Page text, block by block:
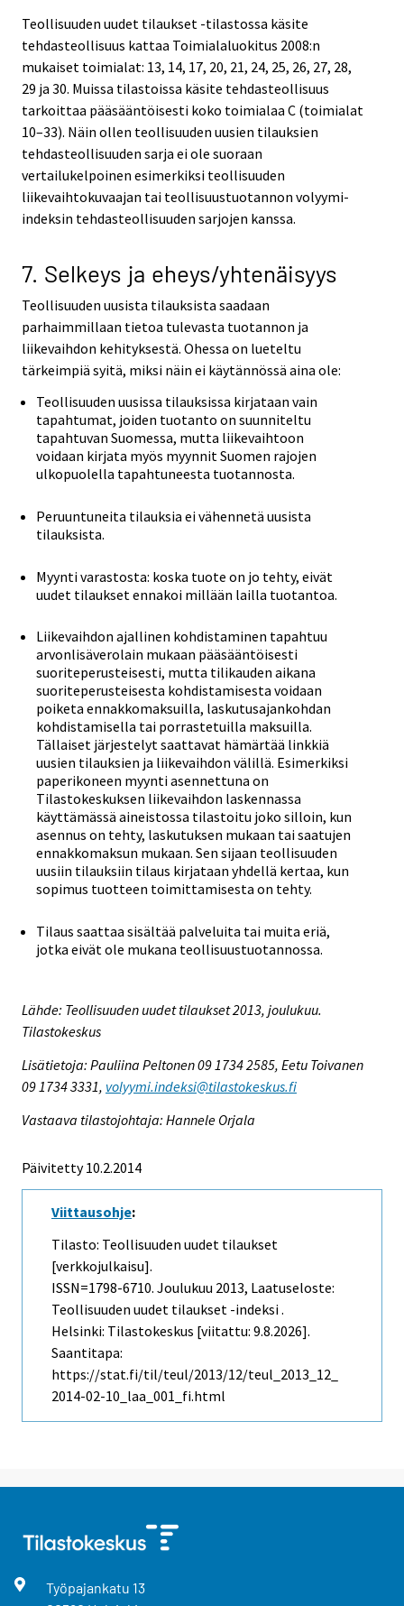
Teollisuuden uudet tilaukset -tilastossa käsite
tehdasteollisuus kattaa Toimialaluokitus 2008:n
mukaiset toimialat: 13, 14, 17, 20, 21, 24, 25, 26, 27, 28,
29 ja 30. Muissa tilastoissa käsite tehdasteollisuus
tarkoittaa pääsääntöisesti koko toimialaa C (toimialat
10–33). Näin ollen teollisuuden uusien tilauksien
tehdasteollisuuden sarja ei ole suoraan
vertailukelpoinen esimerkiksi teollisuuden
liikevaihtokuvaajan tai teollisuustuotannon volyymi-
indeksin tehdasteollisuuden sarjojen kanssa.
7. Selkeys ja eheys/yhtenäisyys
Teollisuuden uusista tilauksista saadaan
parhaimmillaan tietoa tulevasta tuotannon ja
liikevaihdon kehityksestä. Ohessa on lueteltu
tärkeimpiä syitä, miksi näin ei käytännössä aina ole:
Teollisuuden uusissa tilauksissa kirjataan vain
tapahtumat, joiden tuotanto on suunniteltu
tapahtuvan Suomessa, mutta liikevaihtoon
voidaan kirjata myös myynnit Suomen rajojen
ulkopuolella tapahtuneesta tuotannosta.
Peruuntuneita tilauksia ei vähennetä uusista
tilauksista.
Myynti varastosta: koska tuote on jo tehty, eivät
uudet tilaukset ennakoi millään lailla tuotantoa.
Liikevaihdon ajallinen kohdistaminen tapahtuu
arvonlisäverolain mukaan pääsääntöisesti
suoriteperusteisesti, mutta tilikauden aikana
suoriteperusteisesta kohdistamisesta voidaan
poiketa ennakkomaksuilla, laskutusajankohdan
kohdistamisella tai porrastetuilla maksuilla.
Tällaiset järjestelyt saattavat hämärtää linkkiä
uusien tilauksien ja liikevaihdon välillä. Esimerkiksi
paperikoneen myynti asennettuna on
Tilastokeskuksen liikevaihdon laskennassa
käyttämässä aineistossa tilastoitu joko silloin, kun
asennus on tehty, laskutuksen mukaan tai saatujen
ennakkomaksun mukaan. Sen sijaan teollisuuden
uusiin tilauksiin tilaus kirjataan yhdellä kertaa, kun
sopimus tuotteen toimittamisesta on tehty.
Tilaus saattaa sisältää palveluita tai muita eriä,
jotka eivät ole mukana teollisuustuotannossa.
Lähde: Teollisuuden uudet tilaukset 2013, joulukuu.
Tilastokeskus
Lisätietoja: Pauliina Peltonen 09 1734 2585, Eetu Toivanen
09 1734 3331, volyymi.indeksi@tilastokeskus.fi
Vastaava tilastojohtaja: Hannele Orjala
Päivitetty 10.2.2014
Viittausohje:
Tilasto: Teollisuuden uudet tilaukset
[verkkojulkaisu].
ISSN=1798-6710. Joulukuu 2013, Laatuseloste:
Teollisuuden uudet tilaukset -indeksi .
Helsinki: Tilastokeskus [viitattu: 9.8.2026].
Saantitapa:
https://stat.fi/til/teul/2013/12/teul_2013_12_
2014-02-10_laa_001_fi.html
Työpajankatu 13